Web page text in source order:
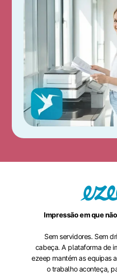
Impressão em que
Sem servidores. Sem
cabeça. A plataforma de
ezeep mantém as equipas
o trabalho aconteça,